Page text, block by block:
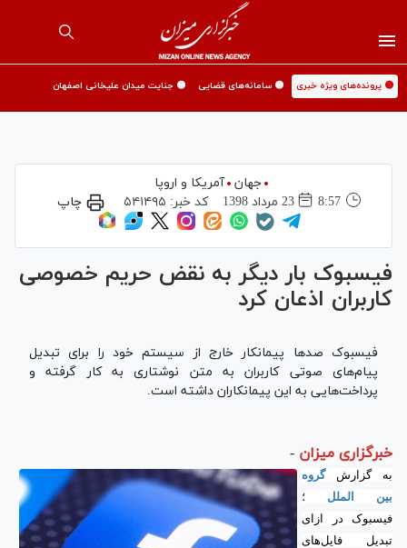
🟡 پرونده‌های ویژه خبری 🟡 سامانه‌های قضایی 🟡 جنایت میدان علیخانی اصفهان
جهان
آمریکا و اروپا
8:57
23 مرداد 1398 کد خبر: ۵۴۱۴۹۵ چاپ
فیسبوک بار دیگر به نقض حریم خصوصی
کاربران اذعان کرد
فیسبوک صد‌ها پیمانکار خارج از سیستم خود را برای تبدیل
پیام‌های صوتی کاربران به متن نوشتاری به کار گرفته و
پرداخت‌هایی به این پیمانکاران داشته است.
خبرگزاری میزان -
به گزارشگروه
بین الملل ؛
فیسبوک در ازای
تبدیل فایل‌های